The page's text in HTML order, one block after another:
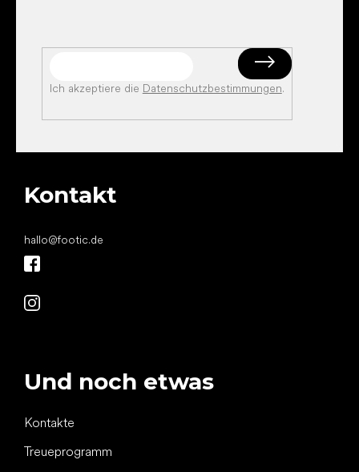
Ich akzeptiere die Datenschutzbestimmungen.
Kontakt
hallo@footic.de
Und noch etwas
Kontakte
Treueprogramm